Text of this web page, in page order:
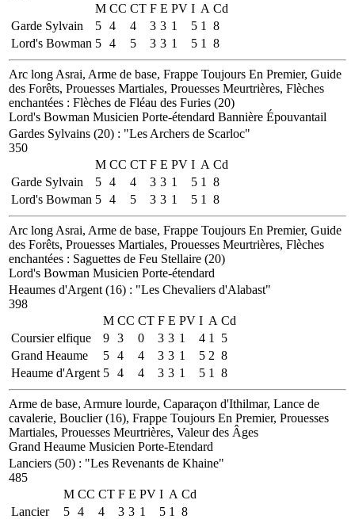
M CC CT F E PV I A Cd
Garde Sylvain
5 4 4 3 3 1 5 1
8
Lord's Bowman 5 4 5 3 3 1 5 1 8
Arc long Asrai, Arme de base, Frappe Toujours En Premier, Guide
des Forêts, Prouesses Martiales, Prouesses Meurtrières, Flèches
enchantées : Flèches de Fléau des Furies (20)
Lord's Bowman Musicien Porte-étendard Bannière Épouvantail
Gardes Sylvains (20) : "Les Archers de Scarloc"
350
M CC CT F E PV I A Cd
Garde Sylvain
5 4 4 3 3 1 5 1
8
Lord's Bowman 5 4 5 3 3 1 5 1 8
Arc long Asrai, Arme de base, Frappe Toujours En Premier, Guide
des Forêts, Prouesses Martiales, Prouesses Meurtrières, Flèches
enchantées : Saguettes de Feu Stellaire (20)
Lord's Bowman Musicien Porte-étendard
Heaumes d'Argent (16) : "Les Chevaliers d'Alabast"
398
M CC CT F E PV I A Cd
Coursier elfique
9 3 0 3 3 1 4 1
5
Grand Heaume
5 4 4 3 3 1 5 2 8
Heaume d'Argent 5 4 4 3 3 1 5 1 8
Arme de base, Armure lourde, Caparaçon d'Ithilmar, Lance de
cavalerie, Bouclier (16), Frappe Toujours En Premier, Prouesses
Martiales, Prouesses Meurtrières, Valeur des Âges
Grand Heaume Musicien Porte-Etendard
Lanciers (50) : "Les Revenants de Khaine"
485
M CC CT F E PV I A Cd
Lancier
5 4 4 3 3 1 5 1
8